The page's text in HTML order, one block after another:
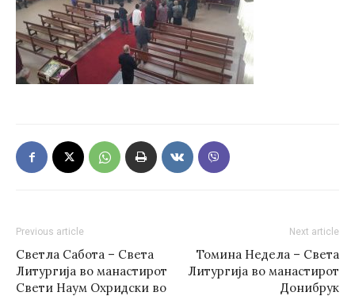
Previous article
Светла Сабота – Света
Литургија во манастирот
Свети Наум Охридски во
Next article
Томина Недела – Света
Литургија во манастирот
Донибрук